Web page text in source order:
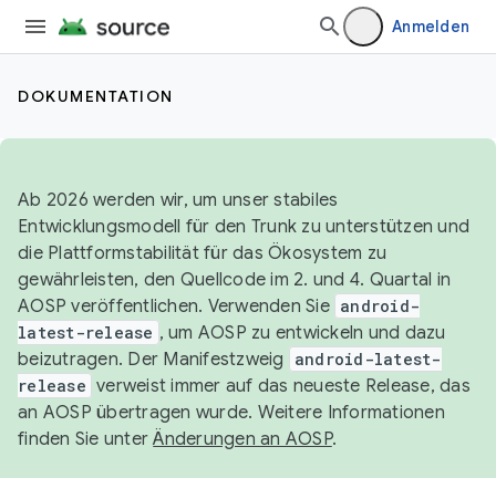
Anmelden
DOKUMENTATION
Ab 2026 werden wir, um unser stabiles
Entwicklungsmodell für den Trunk zu unterstützen und
die Plattformstabilität für das Ökosystem zu
gewährleisten, den Quellcode im 2. und 4. Quartal in
AOSP veröffentlichen. Verwenden Sie android-
latest-release , um AOSP zu entwickeln und dazu
beizutragen. Der Manifestzweig
android-latest-
release verweist immer auf das neueste Release, das
an AOSP übertragen wurde. Weitere Informationen
finden Sie unterÄnderungen an AOSP.